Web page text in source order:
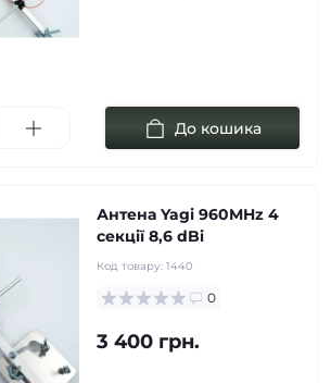
До кошика
Антена Yagi 960MHz 4
cекції 8,6 dBi
Код товару: 1440
0
3 400 грн.